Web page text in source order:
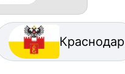
Краснодар